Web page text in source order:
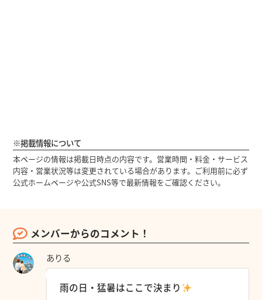
※掲載情報について
本ページの情報は掲載日時点の内容です。営業時間・料金・サービス
内容・営業状況等は変更されている場合があります。ご利用前に必ず
公式ホームページや公式SNS等で最新情報をご確認ください。
メンバーからのコメント！
ありる
雨の日・猛暑はここで決まり